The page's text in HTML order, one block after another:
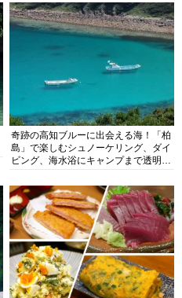
奇跡の高知ブルーに出会える海！「柏
島」で楽しむシュノーケリング、ダイ
ビング、海水浴にキャンプまで透明度